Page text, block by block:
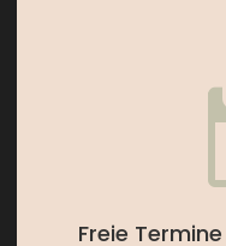
Freie